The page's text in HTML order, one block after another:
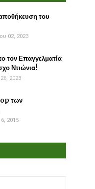
του
02, 2023
τον Επαγγελματία
Ντιώνια!
2023
των
2015